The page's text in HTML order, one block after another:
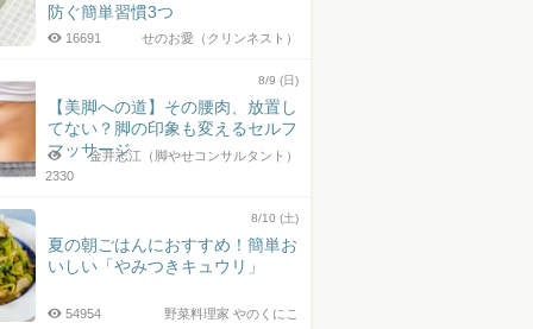
防ぐ簡単習慣3つ
せのお愛（クリンネスト）
16691
8/9 (日)
【美脚への道】その腰肉、放置し
てない？脚の印象も変えるセルフ
マッサージ金井志江（脚やせコンサルタント）
2330
8/10 (土)
夏の朝ごはんにおすすめ！簡単お
いしい「やみつきキュウリ」
野菜料理家 やのくにこ
54954